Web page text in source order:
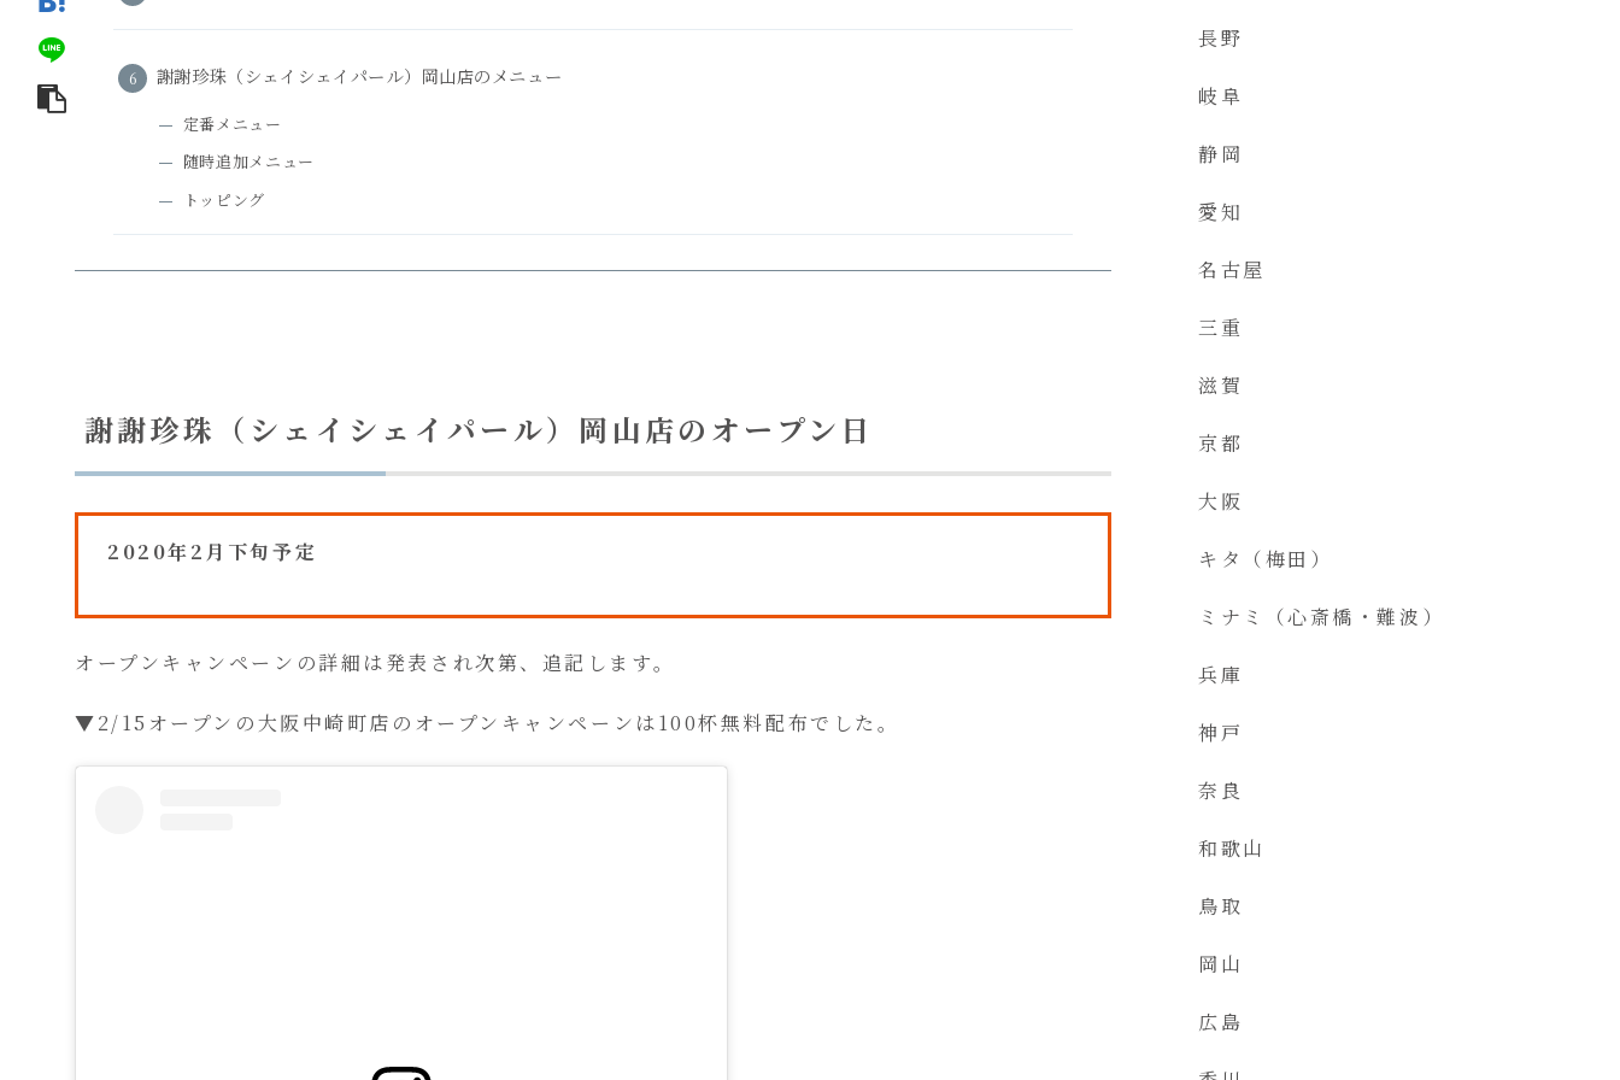
謝謝珍珠（シェイシェイパール）岡山店のメニュー
定番メニュー
随時追加メニュー
トッピング
謝謝珍珠（シェイシェイパール）岡山店のオープン日
2020年2月下旬予定
オープンキャンペーンの詳細は発表され次第、追記します。
▼2/15オープンの大阪中崎町店のオープンキャンペーンは100杯無料配布でした。
長野
岐阜
静岡
愛知
名古屋
三重
滋賀
京都
大阪
キタ（梅田）
ミナミ（心斎橋・難波）
兵庫
神戸
奈良
和歌山
鳥取
岡山
広島